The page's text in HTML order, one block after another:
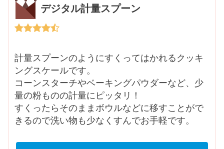
デジタル計量スプーン
計量スプーンのようにすくってはかれるクッキ
ングスケールです。
コーンスターチやベーキングパウダーなど、少
量の粉ものの計量にピッタリ！
すくったらそのままボウルなどに移すことがで
きるので洗い物も少なくすんでお手軽です。